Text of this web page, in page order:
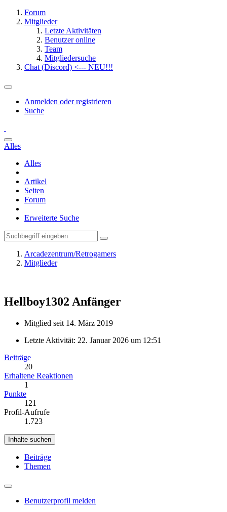
Forum
Mitglieder
Letzte Aktivitäten
Benutzer online
Team
Mitgliedersuche
Chat (Discord) <--- NEU!!!
Anmelden oder registrieren
Suche
Alles
Alles
Artikel
Seiten
Forum
Erweiterte Suche
Arcadezentrum/Retrogamers
Mitglieder
Hellboy1302 Anfänger
Mitglied seit 14. März 2019
Letzte Aktivität: 22. Januar 2026 um 12:51
Beiträge
20
Erhaltene Reaktionen
1
Punkte
121
Profil-Aufrufe
1.723
Inhalte suchen
Beiträge
Themen
Benutzerprofil melden